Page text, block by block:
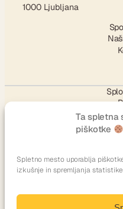
Ta spletna
piškotke
Spletno mesto uporablja
izkušnje in spremljanja
1000 Ljubljana